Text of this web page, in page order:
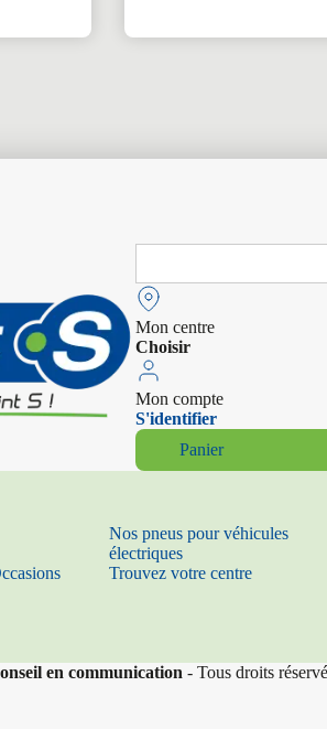
Search
Mon centre
Choisir
Mon compte
S'identifier
Panier
Nos pneus pour véhicules
électriques
Trouvez votre centre
en communication - Tous droits